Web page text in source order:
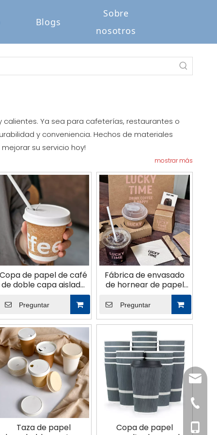
Blogs
Sobre
nosotros
Ya sea para cafeterías, restaurantes o
y conveniencia. Hechos de materiales
su servicio hoy!
mostrar más
Copa de papel de café
de doble capa aislada
de sensación suave
Preguntar
Fábrica de envasado
de hornear de papel
Preguntar
Taza de papel
Copa de papel
+86-